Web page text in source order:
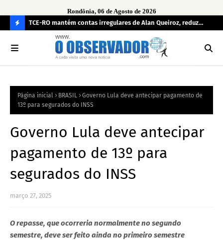
Rondônia, 06 de Agosto de 2026
O
R
TCE-RO mantém contas irregulares de Alan Queiroz, reduz
multa e caso pode gerar Inelegibilidade
Página inicial BRASIL
Governo Lula deve antecipar pagamento de
13º para segurados do INSS
Governo Lula deve antecipar
pagamento de 13º para
segurados do INSS
março 27, 2025
O repasse, que ocorreria normalmente no segundo
semestre, deve ser feito ainda no primeiro semestre